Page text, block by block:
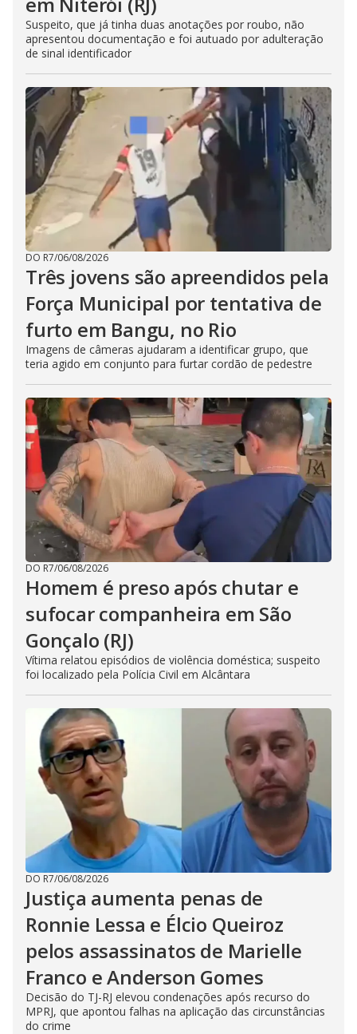
Suspeito, que já tinha duas anotações por roubo, não
apresentou documentação e foi autuado por adulteração
de sinal identificador
DO R7/06/08/2026
Três jovens são apreendidos pela
Força Municipal por tentativa de
furto em Bangu, no Rio
Imagens de câmeras ajudaram a identificar grupo, que
teria agido em conjunto para furtar cordão de pedestre
DO R7/06/08/2026
Homem é preso após chutar e
sufocar companheira em São
Gonçalo (RJ)
Vítima relatou episódios de violência doméstica; suspeito
foi localizado pela Polícia Civil em Alcântara
DO R7/06/08/2026
Justiça aumenta penas de
Ronnie Lessa e Élcio Queiroz
pelos assassinatos de Marielle
Franco e Anderson Gomes
Decisão do TJ-RJ elevou condenações após recurso do
MPRJ, que apontou falhas na aplicação das circunstâncias
do crime